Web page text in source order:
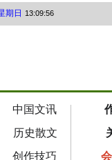
中国文讯
历史散文
创作技巧
期日 13:09:57